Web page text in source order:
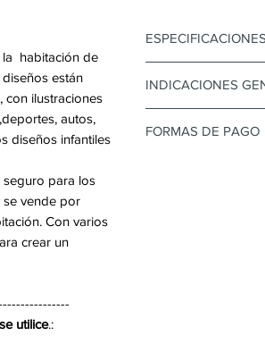
la habitación de
están
con ilustraciones
autos,
diseños infantiles
para los
se vende por
Con varios
crear un
utilice.:
• ISO 14001 -
• Facil de limpiar
INDICACIONES
debe estar lisa y
FORMAS DE PAGO